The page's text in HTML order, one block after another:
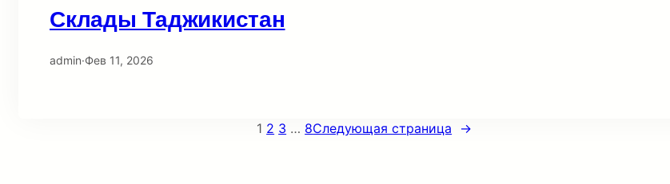
Склады Таджикистан
admin·Фев 11, 2026
1 2 3 … 8Следующая страница →